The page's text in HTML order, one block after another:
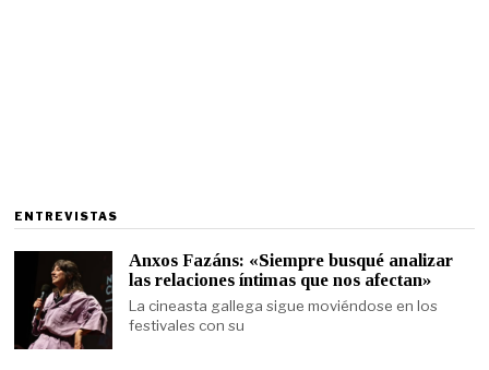
ENTREVISTAS
Anxos Fazáns: «Siempre busqué analizar
las relaciones íntimas que nos afectan»
La cineasta gallega sigue moviéndose en los
festivales con su